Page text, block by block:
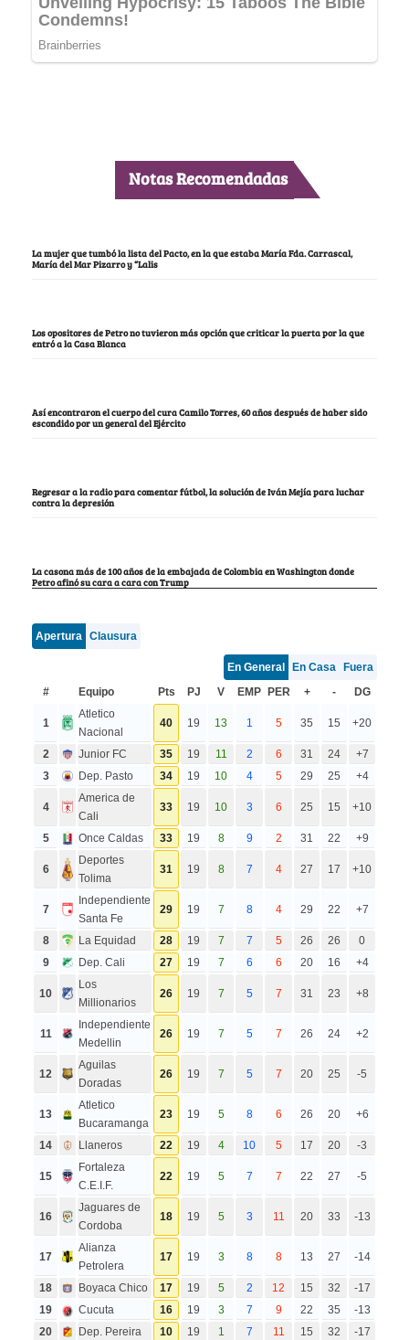
Notas Recomendadas
La mujer que tumbó la lista del Pacto, en la que estaba María Fda. Carrascal,
María del Mar Pizarro y “Lalis
Los opositores de Petro no tuvieron más opción que criticar la puerta por la que
entró a la Casa Blanca
Así encontraron el cuerpo del cura Camilo Torres, 60 años después de haber sido
escondido por un general del Ejército
Regresar a la radio para comentar fútbol, la solución de Iván Mejía para luchar
contra la depresión
La casona más de 100 años de la embajada de Colombia en Washington donde
Petro afinó su cara a cara con Trump
Apertura Clausura
En General En Casa
Fuera
#
Equipo Pts PJ V EMP PER + - DG
1
Atletico
Nacional
40 19 13 1 5 35 15 +20
2 Junior FC 35 19 11 2 6 31 24
+7
3
Dep. Pasto 34 19 10 4 5 29 25 +4
4
America de
Cali
33 19 10 3 6 25 15 +10
5 Once Caldas 33 19 8 9 2 31 22 +9
6
Deportes
Tolima
31 19 8 7 4 27 17 +10
7
Independiente
Santa Fe
29 19 7 8 4 29 22 +7
8 La Equidad 28 19 7 7 5 26 26
0
9
Dep. Cali 27 19 7 6 6 20 16 +4
10
Los
Millionarios
26 19 7 5 7 31 23 +8
11
Independiente
Medellin
26 19 7 5 7 26 24 +2
12
Aguilas
Doradas
26 19 7 5 7 20 25 -5
13
Atletico
Bucaramanga
23 19 5 8 6 26 20 +6
14 Llaneros 22 19 4 10 5 17 20 -3
15
Fortaleza
C.E.I.F.
22 19 5 7 7 22 27 -5
16
Jaguares de
Cordoba
18 19 5 3 11 20 33 -13
17
Alianza
Petrolera
17 19 3 8 8 13 27 -14
18 Boyaca Chico 17 19 5 2 12 15 32
-17
19
Cucuta 16 19 3 7 9 22 35
-13
20
Dep. Pereira 10 19 1 7 11 15 32 -17